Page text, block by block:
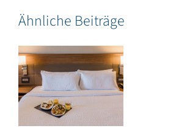
Ähnliche Beiträge